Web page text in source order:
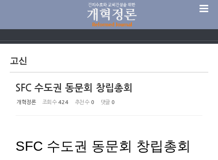
고신
SFC 수도권 동문회 창립총회
개혁정론 조회 수 424 추천 수 0 댓글 0
SFC 수도권 동문회 창립총회
Sketchbook5, 스케치북5
Sketchbook5, 스케치북5